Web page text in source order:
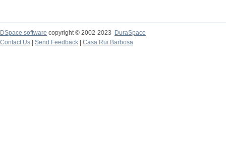
DSpace software copyright © 2002-2023
DuraSpace
Contact Us
Send Feedback Casa Rui Barbosa